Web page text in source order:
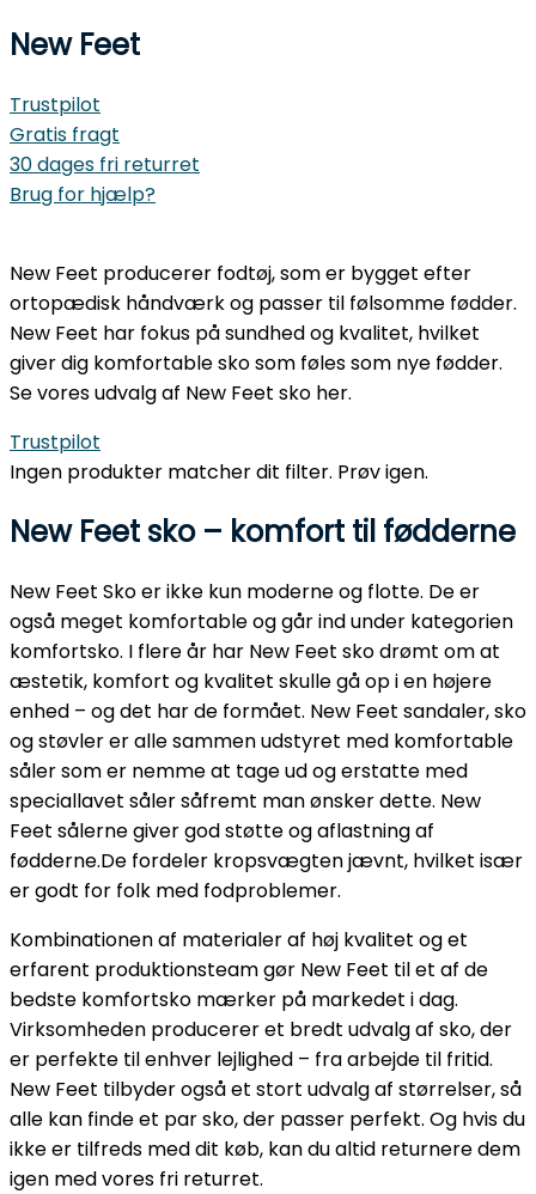
New Feet
Trustpilot
Gratis fragt
30 dages fri returret
Brug for hjælp?
New Feet producerer fodtøj, som er bygget efter
ortopædisk håndværk og passer til følsomme fødder.
New Feet har fokus på sundhed og kvalitet, hvilket
giver dig komfortable sko som føles som nye fødder.
Se vores udvalg af New Feet sko her.
Trustpilot
Ingen produkter matcher dit filter. Prøv igen.
New Feet sko – komfort til fødderne
New Feet Sko er ikke kun moderne og flotte. De er
også meget komfortable og går ind under kategorien
komfortsko. I flere år har New Feet sko drømt om at
æstetik, komfort og kvalitet skulle gå op i en højere
enhed – og det har de formået. New Feet sandaler, sko
og støvler er alle sammen udstyret med komfortable
såler som er nemme at tage ud og erstatte med
speciallavet såler såfremt man ønsker dette. New
Feet sålerne giver god støtte og aflastning af
fødderne.De fordeler kropsvægten jævnt, hvilket især
er godt for folk med fodproblemer.
Kombinationen af materialer af høj kvalitet og et
erfarent produktionsteam gør New Feet til et af de
bedste komfortsko mærker på markedet i dag.
Virksomheden producerer et bredt udvalg af sko, der
er perfekte til enhver lejlighed – fra arbejde til fritid.
New Feet tilbyder også et stort udvalg af størrelser, så
alle kan finde et par sko, der passer perfekt. Og hvis du
ikke er tilfreds med dit køb, kan du altid returnere dem
igen med vores fri returret.